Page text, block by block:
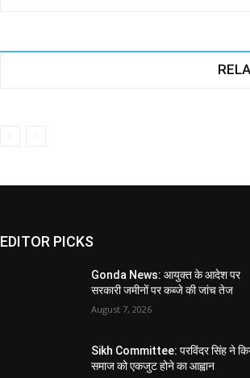
EDITOR PICKS
Gonda News: आयुक्त के आदेश पर
सरकारी जमीनों पर कब्जे की जांच तेज
August 7, 2026
Sikh Committee: परविंदर सिंह ने
समाज को एकजुट होने का आह्वान